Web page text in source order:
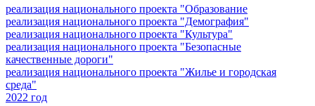
реализация национального проекта "Образование
реализация национального проекта "Демография"
реализация национального проекта "Культура"
реализация национального проекта "Безопасные
качественные дороги"
реализация национального проекта "Жилье и городская
среда"
2022 год